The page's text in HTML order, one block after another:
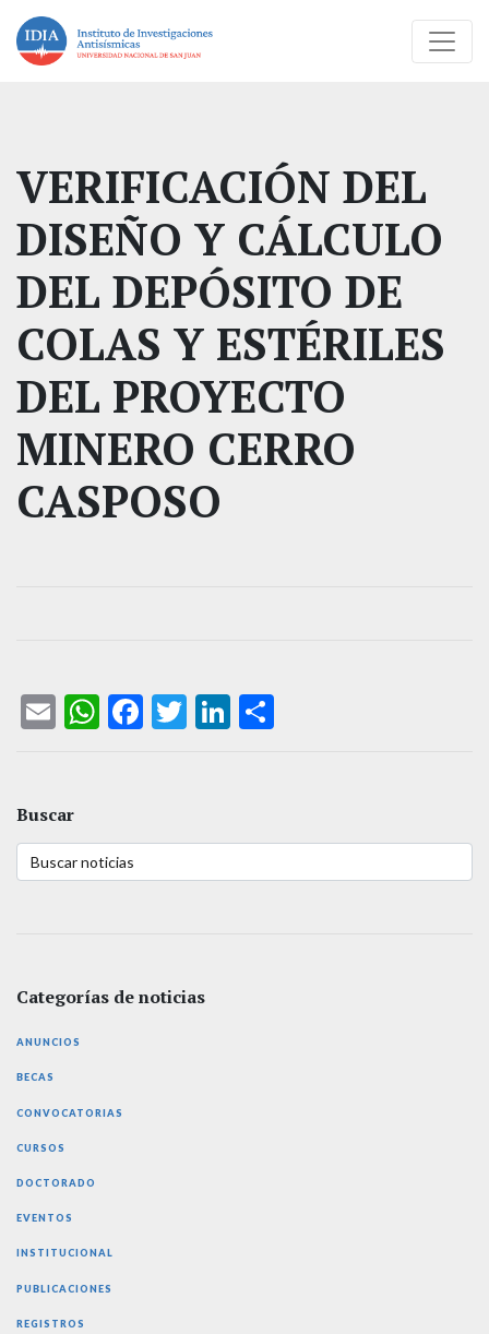
VERIFICACIÓN DEL
DISEÑO Y CÁLCULO
DEL DEPÓSITO DE
COLAS Y ESTÉRILES
DEL PROYECTO
MINERO CERRO
CASPOSO
EmailWhatsApp
Facebook
TwitterLinkedIn
Buscar
Categorías de noticias
ANUNCIOS
BECAS
CONVOCATORIAS
CURSOS
DOCTORADO
EVENTOS
INSTITUCIONAL
PUBLICACIONES
REGISTROS